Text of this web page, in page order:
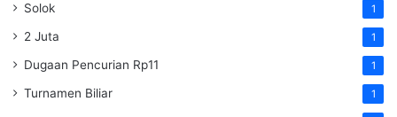
Solok 1
2 Juta 1
Dugaan Pencurian Rp11 1
Turnamen Biliar 1